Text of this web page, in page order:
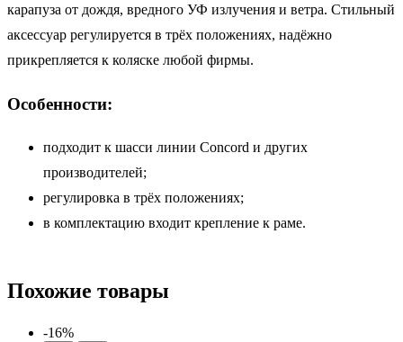
карапуза от дождя, вредного УФ излучения и ветра. Стильный
аксессуар регулируется в трёх положениях, надёжно
прикрепляется к коляске любой фирмы.
Особенности:
подходит к шасси линии Concord и других
производителей;
регулировка в трёх положениях;
в комплектацию входит крепление к раме.
Похожие товары
-16%